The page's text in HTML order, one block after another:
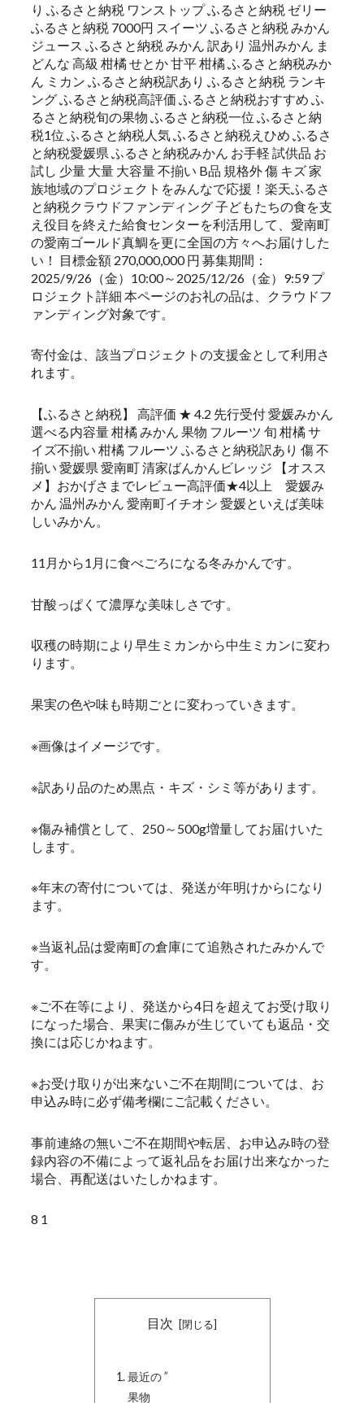
り ふるさと納税 ワンストップ ふるさと納税 ゼリー
ふるさと納税 7000円 スイーツ ふるさと納税 みかん
ジュース ふるさと納税 みかん 訳あり 温州みかん ま
どんな 高級 柑橘 せとか 甘平 柑橘 ふるさと納税みか
ん ミカン ふるさと納税訳あり ふるさと納税 ランキ
ング ふるさと納税高評価 ふるさと納税おすすめ ふ
るさと納税旬の果物 ふるさと納税一位 ふるさと納
税1位 ふるさと納税人気 ふるさと納税えひめ ふるさ
と納税愛媛県 ふるさと納税みかん お手軽 試供品 お
試し 少量 大量 大容量 不揃い B品 規格外 傷 キズ 家
族地域のプロジェクトをみんなで応援！楽天ふるさ
と納税クラウドファンディング 子どもたちの食を支
え役目を終えた給食センターを利活用して、愛南町
の愛南ゴールド真鯛を更に全国の方々へお届けした
い！ 目標金額 270,000,000 円 募集期間：
2025/9/26（金）10:00～2025/12/26（金）9:59 プ
ロジェクト詳細 本ページのお礼の品は、クラウドフ
ァンディング対象です。
寄付金は、該当プロジェクトの支援金として利用さ
れます。
【ふるさと納税】 高評価 ★ 4.2 先行受付 愛媛みかん
選べる内容量 柑橘 みかん 果物 フルーツ 旬 柑橘 サ
イズ不揃い 柑橘 フルーツ ふるさと納税訳あり 傷 不
揃い 愛媛県 愛南町 清家ばんかんビレッジ 【オスス
メ】おかげさまでレビュー高評価★4以上 愛媛み
かん 温州みかん 愛南町イチオシ 愛媛といえば美味
しいみかん。
11月から1月に食べごろになる冬みかんです。
甘酸っぱくて濃厚な美味しさです。
収穫の時期により早生ミカンから中生ミカンに変わ
ります。
果実の色や味も時期ごとに変わっていきます。
※画像はイメージです。
※訳あり品のため黒点・キズ・シミ等があります。
※傷み補償として、250～500g増量してお届けいた
します。
※年末の寄付については、発送が年明けからになり
ます。
※当返礼品は愛南町の倉庫にて追熟されたみかんで
す。
※ご不在等により、発送から4日を超えてお受け取り
になった場合、果実に傷みが生じていても返品・交
換には応じかねます。
※お受け取りが出来ないご不在期間については、お
申込み時に必ず備考欄にご記載ください。
事前連絡の無いご不在期間や転居、お申込み時の登
録内容の不備によって返礼品をお届け出来なかった
場合、再配送はいたしかねます。
8 1
目次
最近の ”
果物